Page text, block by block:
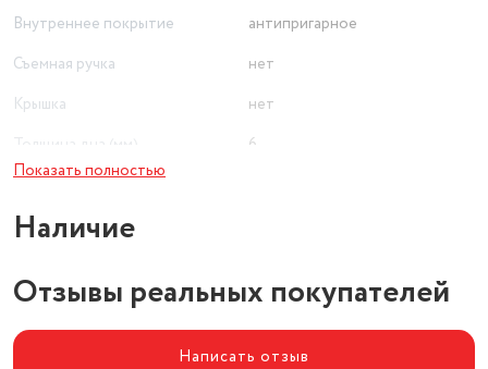
Внутреннее покрытие
антипригарное
Съемная ручка
нет
Крышка
нет
6
Показать полностью
Наличие
Отзывы реальных покупателей
Написать отзыв